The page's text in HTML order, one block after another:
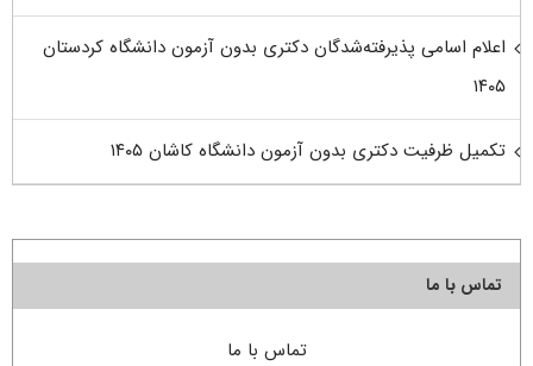
اعلام اسامی پذیرفته‌شدگان دکتری بدون آزمون دانشگاه کردستان
۱۴۰۵
تکمیل ظرفیت دکتری بدون آزمون دانشگاه کاشان ۱۴۰۵
تماس با ما
تماس با ما